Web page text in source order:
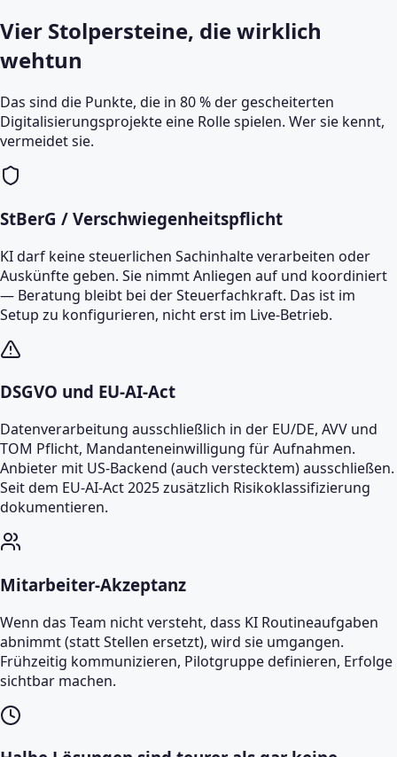
Vier Stolpersteine, die wirklich
wehtun
Das sind die Punkte, die in 80 % der gescheiterten
Digitalisierungsprojekte eine Rolle spielen. Wer sie kennt,
vermeidet sie.
StBerG / Verschwiegenheitspflicht
KI darf keine steuerlichen Sachinhalte verarbeiten oder
Auskünfte geben. Sie nimmt Anliegen auf und koordiniert
— Beratung bleibt bei der Steuerfachkraft. Das ist im
Setup zu konfigurieren, nicht erst im Live-Betrieb.
DSGVO und EU-AI-Act
Datenverarbeitung ausschließlich in der EU/DE, AVV und
TOM Pflicht, Mandanteneinwilligung für Aufnahmen.
Anbieter mit US-Backend (auch verstecktem) ausschließen.
Seit dem EU-AI-Act 2025 zusätzlich Risikoklassifizierung
dokumentieren.
Mitarbeiter-Akzeptanz
Wenn das Team nicht versteht, dass KI Routineaufgaben
abnimmt (statt Stellen ersetzt), wird sie umgangen.
Frühzeitig kommunizieren, Pilotgruppe definieren, Erfolge
sichtbar machen.